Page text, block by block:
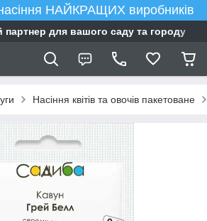
НАЙКРАЩИХ виробників
партнер для вашого саду та городу
Насіння квітів та овочів пакетоване